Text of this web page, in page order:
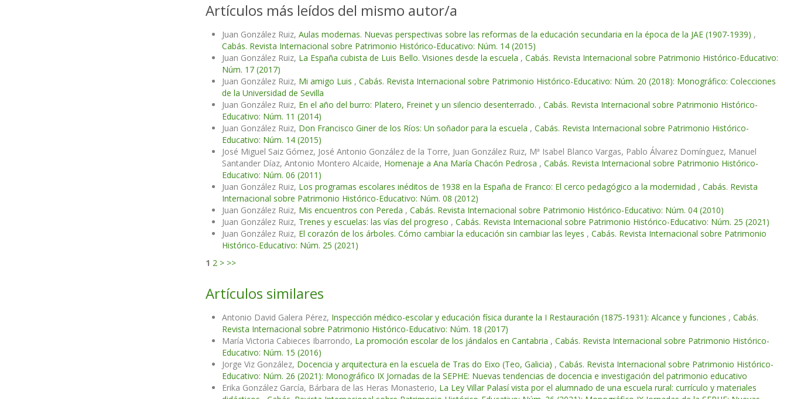
Artículos más leídos del mismo autor/a
Juan González Ruiz, Aulas modernas. Nuevas perspectivas sobre las reformas de la educación secundaria en la época de la JAE (1907-1939) ,
Cabás. Revista Internacional sobre Patrimonio Histórico-Educativo: Núm. 14 (2015)
Juan González Ruiz, La España cubista de Luis Bello. Visiones desde la escuela , Cabás. Revista Internacional sobre Patrimonio Histórico-Educativo:
Núm. 17 (2017)
Juan González Ruiz, Mi amigo Luis , Cabás. Revista Internacional sobre Patrimonio Histórico-Educativo: Núm. 20 (2018): Monográfico: Colecciones
de la Universidad de Sevilla
Juan González Ruiz, En el año del burro: Platero, Freinet y un silencio desenterrado. , Cabás. Revista Internacional sobre Patrimonio Histórico-
Educativo: Núm. 11 (2014)
Juan González Ruiz, Don Francisco Giner de los Ríos: Un soñador para la escuela , Cabás. Revista Internacional sobre Patrimonio Histórico-
Educativo: Núm. 14 (2015)
José Miguel Saiz Gómez, José Antonio González de la Torre, Juan González Ruiz, Mª Isabel Blanco Vargas, Pablo Álvarez Domínguez, Manuel
Santander Díaz, Antonio Montero Alcaide, Homenaje a Ana María Chacón Pedrosa , Cabás. Revista Internacional sobre Patrimonio Histórico-
Educativo: Núm. 06 (2011)
Juan González Ruiz, Los programas escolares inéditos de 1938 en la España de Franco: El cerco pedagógico a la modernidad , Cabás. Revista
Internacional sobre Patrimonio Histórico-Educativo: Núm. 08 (2012)
Juan González Ruiz, Mis encuentros con Pereda , Cabás. Revista Internacional sobre Patrimonio Histórico-Educativo: Núm. 04 (2010)
Juan González Ruiz, Trenes y escuelas: las vías del progreso , Cabás. Revista Internacional sobre Patrimonio Histórico-Educativo: Núm. 25 (2021)
Juan González Ruiz, El corazón de los árboles. Cómo cambiar la educación sin cambiar las leyes , Cabás. Revista Internacional sobre Patrimonio
Histórico-Educativo: Núm. 25 (2021)
1 2 > >>
Artículos similares
Antonio David Galera Pérez, Inspección médico-escolar y educación física durante la I Restauración (1875-1931): Alcance y funciones , Cabás.
Revista Internacional sobre Patrimonio Histórico-Educativo: Núm. 18 (2017)
María Victoria Cabieces Ibarrondo, La promoción escolar de los jándalos en Cantabria , Cabás. Revista Internacional sobre Patrimonio Histórico-
Educativo: Núm. 15 (2016)
Jorge Viz González, Docencia y arquitectura en la escuela de Tras do Eixo (Teo, Galicia) , Cabás. Revista Internacional sobre Patrimonio Histórico-
Educativo: Núm. 26 (2021): Monográfico IX Jornadas de la SEPHE: Nuevas tendencias de docencia e investigación del patrimonio educativo
Erika González García, Bárbara de las Heras Monasterio, La Ley Villar Palasí vista por el alumnado de una escuela rural: currículo y materiales